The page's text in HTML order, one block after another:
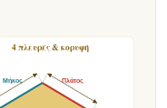
4 πλευρές & κορυφή
Πλάτος
Μήκος